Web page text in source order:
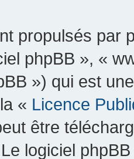
propulsés par
phpBB », «
») qui est
« Licence
être
logiciel